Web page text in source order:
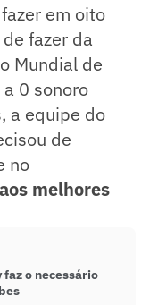
em oito
fazer da
Mundial de
0 sonoro
a equipe do
de
no
melhores
o necessário